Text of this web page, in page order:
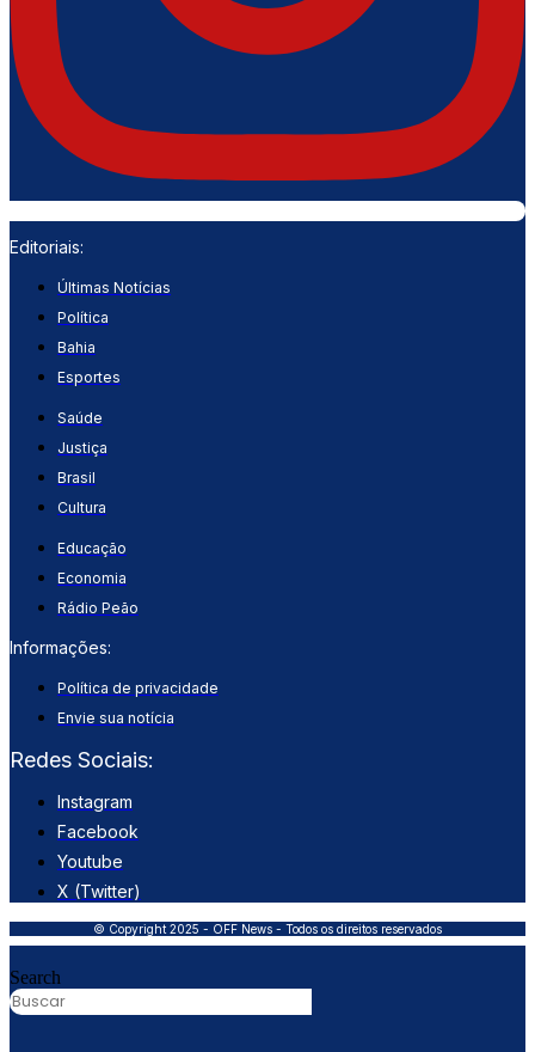
Editoriais:
Últimas Notícias
Política
Bahia
Esportes
Saúde
Justiça
Brasil
Cultura
Educação
Economia
Rádio Peão
Informações:
Política de privacidade
Envie sua notícia
Redes Sociais:
Instagram
Facebook
Youtube
X (Twitter)
© Copyright 2025 - OFF News - Todos os direitos reservados
Search